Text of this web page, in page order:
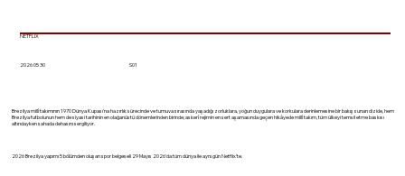
NETFLIX
2026 05 30 S01
Brezilya millî takımının 1970 Dünya Kupası'na hazırlık sürecinde ve turnuva sırasında yaşadığı zorluklara, yoğun duygulara ve korkulara derinlemesine bir bakış sunan dizide, hem
Brezilya futbolunun hem de siyasi tarihinin en olağanüstü dönemlerinden birinde; askerî rejimin en sert aşamasında geçen hikâyede millî takım, tüm ülkeyi temsil etme baskısı
altındayken sahada dehasını sergiliyor.
2026 Brezilya yapımı 5 bölümden oluşan spor belgeseli 29 Mayıs 2026'da tüm dünya ile aynı gün Netflix'te.